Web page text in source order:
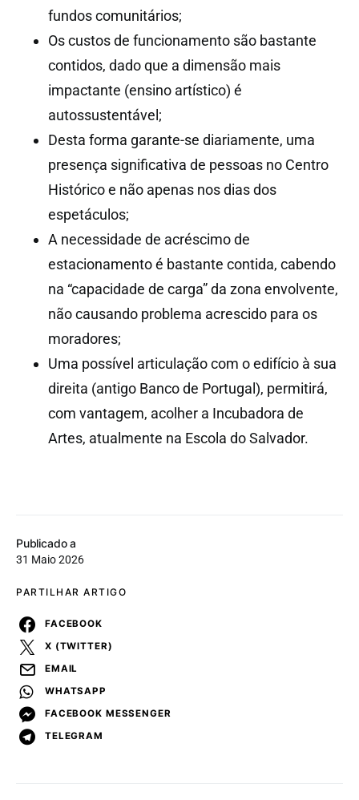
Publicado a
31 Maio 2026
PARTILHAR ARTIGO
FACEBOOK
X (TWITTER)
EMAIL
WHATSAPP
FACEBOOK MESSENGER
TELEGRAM
fundos comunitários;
Os custos de funcionamento são bastante
contidos, dado que a dimensão mais
impactante (ensino artístico) é
autossustentável;
Desta forma garante-se diariamente, uma
presença significativa de pessoas no Centro
Histórico e não apenas nos dias dos
espetáculos;
A necessidade de acréscimo de
estacionamento é bastante contida, cabendo
na “capacidade de carga” da zona envolvente,
não causando problema acrescido para os
moradores;
Uma possível articulação com o edifício à sua
direita (antigo Banco de Portugal), permitirá,
com vantagem, acolher a Incubadora de
Artes, atualmente na Escola do Salvador.